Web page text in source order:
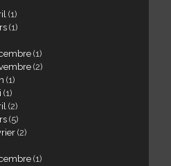
(1)
(1)
(1)
(2)
(1)
(1)
(2)
(5)
(2)
(1)